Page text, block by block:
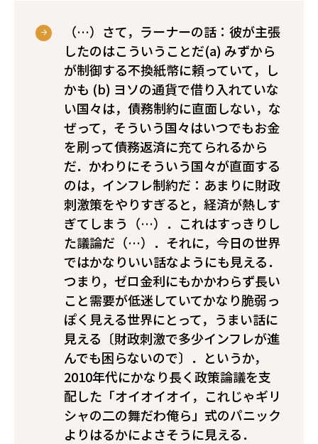
（…）さて，ラーナーの話：彼が主張
したのはこういうことだ――(a) みずから
が制御する不換紙幣に頼っていて，し
かも (b) ヨソの通貨で借り入れていな
い国々は，債務制約に直面しない，な
ぜって，そういう国々はいつでもお金
を刷って債務返済に充てられるから
だ．かわりにそういう国々が直面する
のは，インフレ制約だ：あまりに財政
刺激策をやりすぎると，経済が熱しす
ぎてしまう（…）．これはすっきりし
た議論だ（…）．それに，今日の世界
ではかなりいい話なようにも見える．
つまり，ゼロ金利にもかかわらず長い
こと需要が低迷していてかなり脆弱っ
ぽく見える世界にとって，うまい話に
見える〔財政刺激で多少インフレが進
んでも困らないので〕．というか，
2010年代にかなり長く政策論議を支
配した「オイオイオイ，これじゃギリ
シャの二の舞だわ俺ら」式のパニック
よりはるかによさそうに見える．